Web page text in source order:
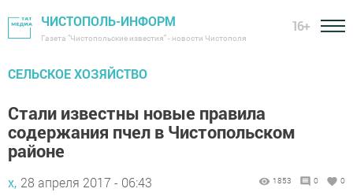
ЧИСТОПОЛЬ-ИНФОРМ
Газета "Чистопольские известия" - новости Чистополя
16+
СЕЛЬСКОЕ ХОЗЯЙСТВО
Стали известны новые правила
содержания пчел в Чистопольском
районе
х, 28 апреля 2017 - 06:43 1853 0 0